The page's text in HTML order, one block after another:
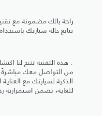
نتابع حالة سيارتك
. هذه التقنية تتيح لنا
من التواصل معك مباشرةً
الذكية لسيارتك مع
للغاية، تضمن استمرارية